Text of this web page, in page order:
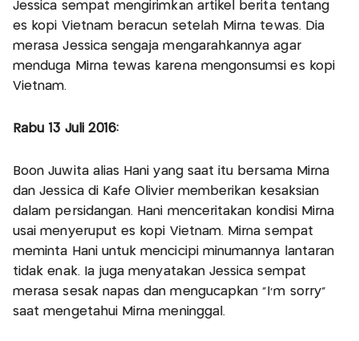
Jessica sempat mengirimkan artikel berita tentang
es kopi Vietnam beracun setelah Mirna tewas. Dia
merasa Jessica sengaja mengarahkannya agar
menduga Mirna tewas karena mengonsumsi es kopi
Vietnam.
Rabu 13 Juli 2016:
‎Boon Juwita alias Hani yang saat itu bersama Mirna
dan Jessica di Kafe Olivier memberikan kesaksian
dalam persidangan. Hani menceritakan kondisi Mirna
usai menyeruput es kopi Vietnam. Mirna sempat
meminta Hani untuk mencicipi minumannya lantaran
tidak enak. Ia juga menyatakan Jessica sempat
merasa sesak napas dan mengucapkan “I’m sorry”
saat mengetahui Mirna meninggal.